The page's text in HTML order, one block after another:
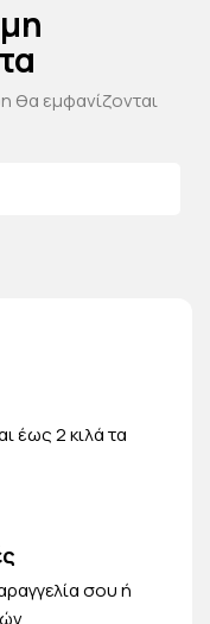
θα εμφανίζονται
έως 2 κιλά τα
σου ή